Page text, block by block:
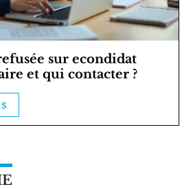
sur econdidat
et qui contacter ?